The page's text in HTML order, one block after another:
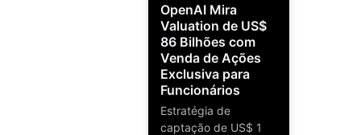
OpenAI Mira
Valuation de US$
86 Bilhões com
Venda de Ações
Exclusiva para
Funcionários
Estratégia de
captação de US$ 1